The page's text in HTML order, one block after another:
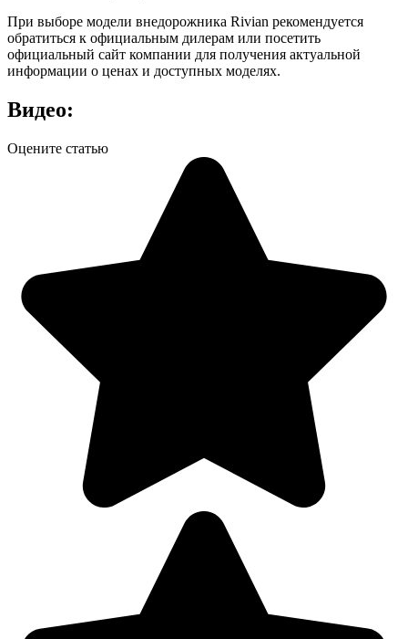
При выборе модели внедорожника Rivian рекомендуется
обратиться к официальным дилерам или посетить
официальный сайт компании для получения актуальной
информации о ценах и доступных моделях.
Видео:
Оцените статью